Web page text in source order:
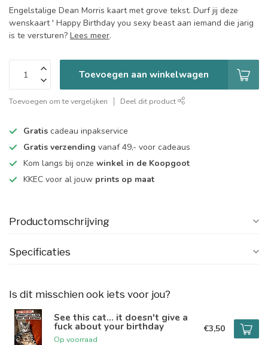
Engelstalige Dean Morris kaart met grove tekst. Durf jij deze
wenskaart ' Happy Birthday you sexy beast aan iemand die jarig
is te versturen? Lees meer.
Toevoegen aan winkelwagen
Toevoegen om te vergelijken Deel dit product
Gratis cadeau inpakservice
Gratis verzending vanaf 49,- voor cadeaus
Kom langs bij onze winkel in de Koopgoot
KKEC voor al jouw prints op maat
Productomschrijving
Specificaties
Is dit misschien ook iets voor jou?
See this cat... it doesn't give a
fuck about your birthday
Op voorraad
€3,50